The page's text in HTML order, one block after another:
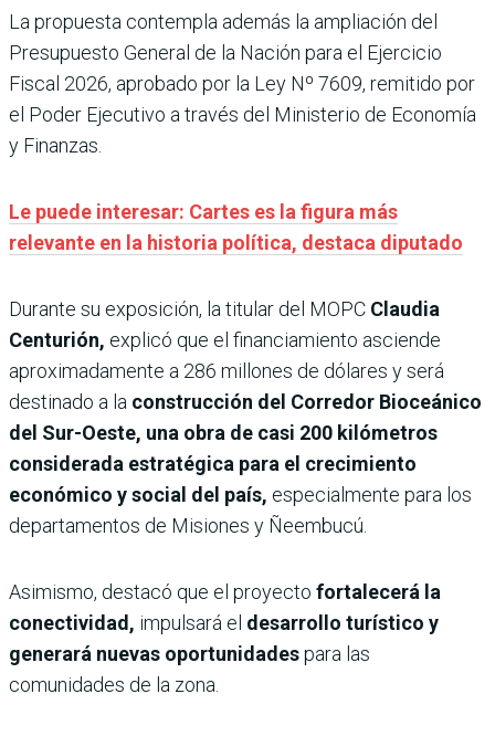
La propuesta contempla además la ampliación del
Presupuesto General de la Nación para el Ejercicio
Fiscal 2026, aprobado por la Ley Nº 7609, remitido por
el Poder Ejecutivo a través del Ministerio de Economía
y Finanzas.
Le puede interesar: Cartes es la figura más
relevante en la historia política, destaca diputado
Durante su exposición, la titular del MOPC Claudia
Centurión, explicó que el financiamiento asciende
aproximadamente a 286 millones de dólares y será
destinado a la construcción del Corredor Bioceánico
del Sur-Oeste, una obra de casi 200 kilómetros
considerada estratégica para el crecimiento
económico y social del país, especialmente para los
departamentos de Misiones y Ñeembucú.
Asimismo, destacó que el proyecto fortalecerá la
conectividad, impulsará el desarrollo turístico y
generará nuevas oportunidadespara las
comunidades de la zona.